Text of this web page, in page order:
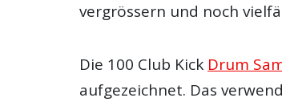
vergrössern und noch
Die 100 Club Kick Drum
aufgezeichnet. Das